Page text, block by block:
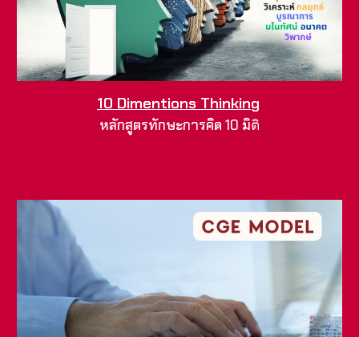
10 Dimentions Thinking
หลักสูตรทักษะการคิด 10 มิติ